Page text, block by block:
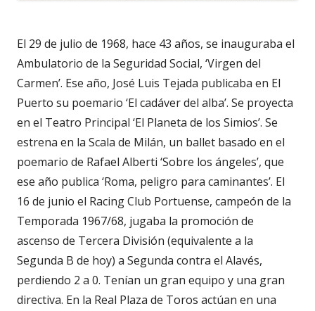
El 29 de julio de 1968, hace 43 años, se inauguraba el
Ambulatorio de la Seguridad Social, ‘Virgen del
Carmen’. Ese año, José Luis Tejada publicaba en El
Puerto su poemario ‘El cadáver del alba’. Se proyecta
en el Teatro Principal ‘El Planeta de los Simios’. Se
estrena en la Scala de Milán, un ballet basado en el
poemario de Rafael Alberti ‘Sobre los ángeles’, que
ese año publica ‘Roma, peligro para caminantes’. El
16 de junio el Racing Club Portuense, campeón de la
Temporada 1967/68, jugaba la promoción de
ascenso de Tercera División (equivalente a la
Segunda B de hoy) a Segunda contra el Alavés,
perdiendo 2 a 0. Tenían un gran equipo y una gran
directiva. En la Real Plaza de Toros actúan en una